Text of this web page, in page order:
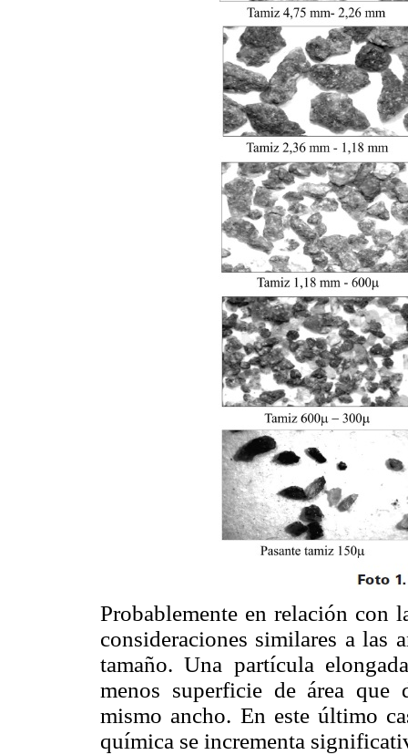
Probablemente en relación con
consideraciones similares a las
tamaño. Una partícula
menos superficie de área que
mismo ancho. En este último
química se incrementa